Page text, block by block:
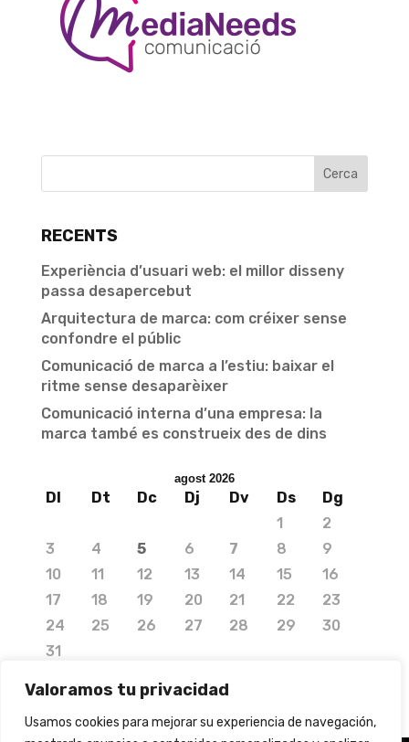
Valoramos tu privacidad
Usamos cookies para mejorar su experiencia de navegación,
RECENTS
Experiència d’usuari web: el millor disseny
passa desapercebut
Arquitectura de marca: com créixer sense
confondre el públic
Comunicació de marca a l’estiu: baixar el
ritme sense desaparèixer
Comunicació interna d’una empresa: la
marca també es construeix des de dins
agost 2026
Dl Dt Dc Dj Dv Ds
Dg
1
2
3
4 5 6 7 8
9
10
11 12 13 14 15
16
17
18 19 20 21 22
23
24
25 26 27 28 29
30
31